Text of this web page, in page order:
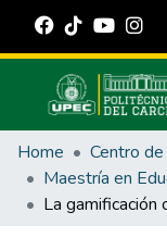
Communities &
All of DSpace
Statistics
Home
Centro